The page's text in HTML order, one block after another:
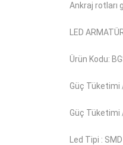
Ankraj rotları
LED
Ürün Kodu:
Güç Tüketimi /
Güç Tüketimi /
Led Tipi :